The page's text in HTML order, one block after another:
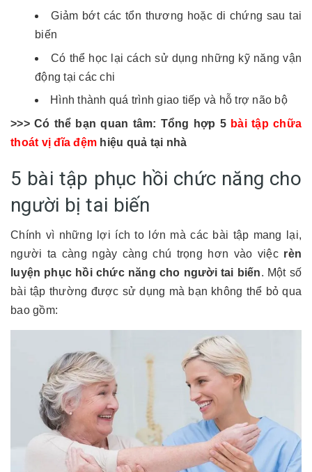
Giảm bớt các tổn thương hoặc di chứng sau tai
biến
Có thể học lại cách sử dụng những kỹ năng vận
động tại các chi
Hình thành quá trình giao tiếp và hỗ trợ não bộ
>>> Có thể bạn quan tâm: Tổng hợp 5 bài tập chữa
thoát vị đĩa đệm hiệu quả tại nhà
5 bài tập phục hồi chức năng cho
người bị tai biến
Chính vì những lợi ích to lớn mà các bài tập mang lại,
người ta càng ngày càng chú trọng hơn vào việcrèn
luyện phục hồi chức năng cho người tai biến. Một số
bài tập thường được sử dụng mà bạn không thể bỏ qua
bao gồm: